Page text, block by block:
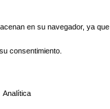
5
en su navegador, ya que
consentimiento.
Analítica